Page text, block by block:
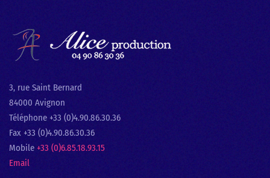
3, rue Saint Bernard
84000 Avignon
Téléphone +33 (0)4.90.86.30.36
Fax +33 (0)4.90.86.30.36
Mobile +33 (0)6.85.18.93.15
Email